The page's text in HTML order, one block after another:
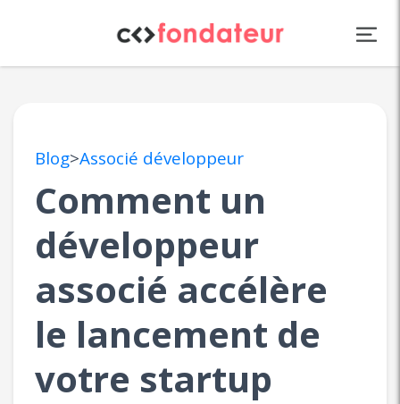
Blog>Associé développeur
Comment un
développeur
associé accélère
le lancement de
votre startup